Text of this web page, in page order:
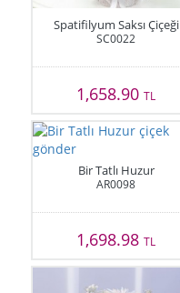
Spatifilyum Saksı Çiçeği
SC0022
1,658.90TL
Bir Tatlı Huzur
AR0098
1,698.98TL